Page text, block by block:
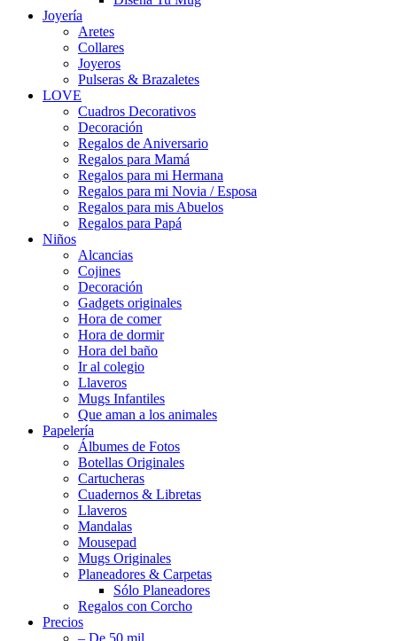
Joyería
Aretes
Collares
Joyeros
Pulseras & Brazaletes
LOVE
Cuadros Decorativos
Decoración
Regalos de Aniversario
Regalos para Mamá
Regalos para mi Hermana
Regalos para mi Novia / Esposa
Regalos para mis Abuelos
Regalos para Papá
Niños
Alcancias
Cojines
Decoración
Gadgets originales
Hora de comer
Hora de dormir
Hora del baño
Ir al colegio
Llaveros
Mugs Infantiles
Que aman a los animales
Papelería
Álbumes de Fotos
Botellas Originales
Cartucheras
Cuadernos & Libretas
Llaveros
Mandalas
Mousepad
Mugs Originales
Planeadores & Carpetas
Sólo Planeadores
Regalos con Corcho
Precios
– De 50 mil